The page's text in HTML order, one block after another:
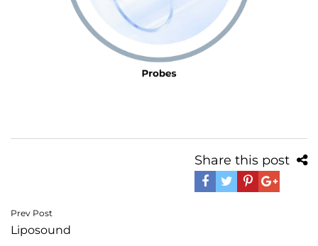
Share this post
Navegación
de
Prev Post
Liposound